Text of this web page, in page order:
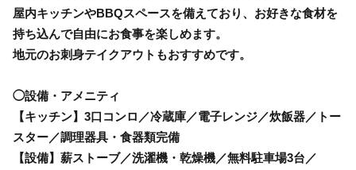
屋内キッチンやBBQスペースを備えており、お好きな食材を
持ち込んで自由にお食事を楽しめます。
地元のお刺身テイクアウトもおすすめです。
◯設備・アメニティ
【キッチン】3口コンロ／冷蔵庫／電子レンジ／炊飯器／トー
スター／調理器具・食器類完備
【設備】薪ストーブ／洗濯機・乾燥機／無料駐車場3台／